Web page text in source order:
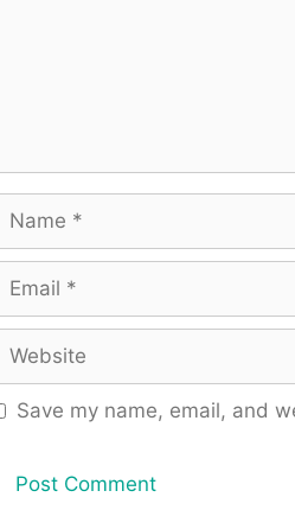
Name
Email
Website
Save my name, email, and